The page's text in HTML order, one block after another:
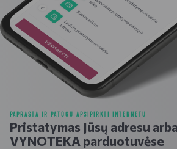
PAPRASTA IR PATOGU APSIPIRKTI INTERNETU
Pristatymas Jūsų adresu
VYNOTEKA parduotuvėse